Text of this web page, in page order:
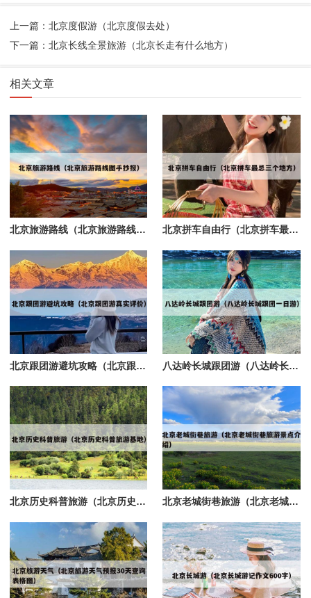
上一篇：北京度假游（北京度假去处）
下一篇：北京长线全景旅游（北京长走有什么地方）
相关文章
北京旅游路线（北京旅游路线图手抄报） 北京拼车自由行（北京拼车最忌三个地方）
北京跟团游避坑攻略（北京跟团游真实评价） 八达岭长城跟团游（八达岭长城跟团一日游）
北京历史科普旅游（北京历史科普旅游基地） 北京老城街巷旅游（北京老城街巷旅游景点介绍）